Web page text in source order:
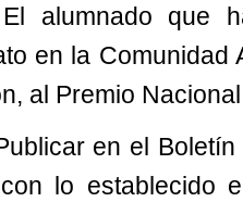
alumnado que
en la Comunidad
al Premio
en el
lo establecido